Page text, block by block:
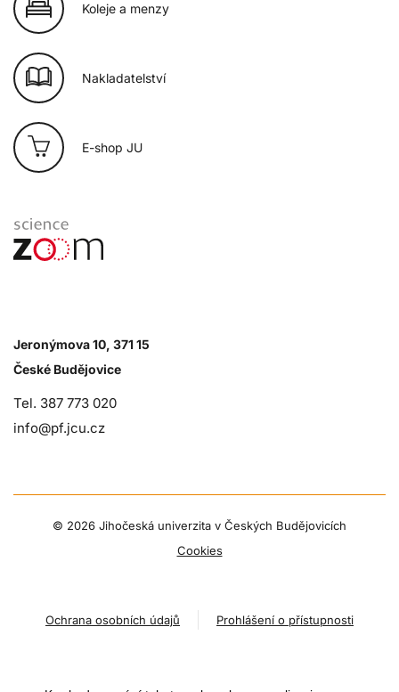
Koleje a menzy
Nakladatelství
E-shop JU
Jeronýmova 10, 371 15
České Budějovice
Tel. 387 773 020
info@pf.jcu.cz
© 2026 Jihočeská univerzita v Českých Budějovicích
Cookies
Ochrana osobních údajů Prohlášení o přístupnosti